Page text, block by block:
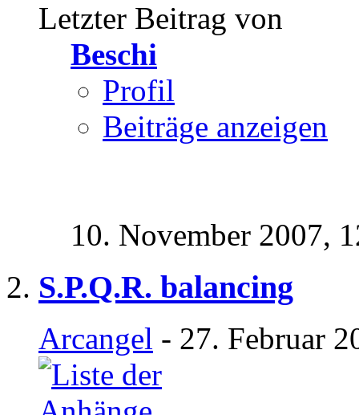
Letzter Beitrag von
Beschi
Profil
Beiträge anzeigen
10. November 2007,
S.P.Q.R. balancing
Arcangel - 27. Februar